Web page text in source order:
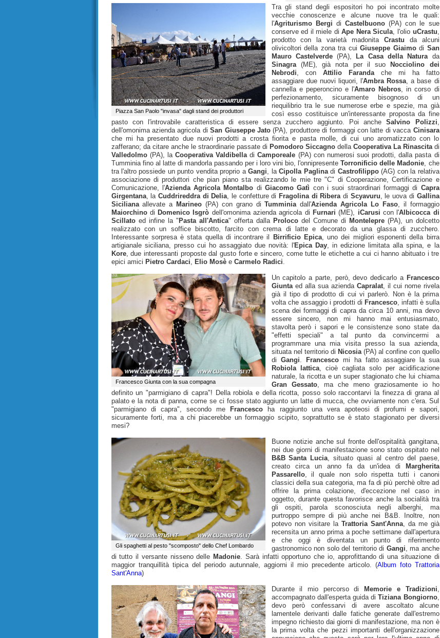
Piazza San Paolo "invasa" dagli stand dei produttori
Tra gli stand degli espositori ho poi incontrato molte
vecchie conoscenze e alcune nuove tra le quali:
l'Agriturismo Bergi di Castelbuono(PA) con le sue
conserve ed il miele diApe Nera Sicula, l'olio uCrastu,
prodotto con la varietà madonita Crastu da alcuni
olivicoltori della zona tra cui Giuseppe Giaimodi San
Mauro Castelverde(PA), La Casa della Naturada
Sinagra(ME), già nota per il suo
Nocciolino dei
Nebrodi, con Attilio Farandache mi ha fatto
assaggiare due nuovi liquori, l'Ambra Rossa, a base di
cannella e peperoncino e l'Amaro Nebros, in corso di
perfezionamento, sicuramente bisognoso di un
riequilibrio tra le sue numerose erbe e spezie, ma già
così esso costituisce un'interessante proposta da fine
pasto con l'introvabile caratteristica di essere senza zucchero aggiunto. Poi ancheSalvino Polizzi,
dell'omonima azienda agricola diSan Giuseppe Jato(PA), produttore di formaggi con latte di vacca Cinisara
che mi ha presentato due nuovi prodotti a crosta fiorita e pasta molle, di cui uno aromatizzato con lo
zafferano; da citare anche le straordinarie passate di Pomodoro Siccagnodella Cooperativa La Rinascitadi
Valledolmo(PA), la Cooperativa ValdibelladiCamporeale (PA) con numerosi suoi prodotti, dalla pasta di
Tumminia fino al latte di mandorla passando per i loro vini bio, l'onnipresenteTorronificio delle Madonie, che
tra l'altro possiede un punto vendita proprio aGangi, laCipolla Paglinadi Castrofilippo(AG) con la relativa
associazione di produttori che pian piano sta realizzando le mie tre "C" di Cooperazione, Certificazione e
Comunicazione, l'Azienda Agricola Montalbo diGiacomo Gatì con i suoi straordinari formaggi di Capra
Girgentana, la Cuddrireddra di Delia, le confetture di Fragolina di Riberadi Scyavuru, le uova di Gallina
Sicilianaallevate a Marineo (PA) con grano diTumminiadall'Azienda Agricola Lo Faso, il formaggio
Maiorchinodi Domenico Isgrò dell'omonima azienda agricola di Furnari (ME), iCarusi con l'Albicocca di
Scillatoed infine la " Pasta all'Antica" offerta dalla Prolocodel Comune di Montelepre(PA), un dolcetto
realizzato con un soffice biscotto, farcito con crema di latte e decorato da una glassa di zucchero.
Interessante sorpresa è stata quella di incontrare il
Birrificio Epica, uno dei migliori esponenti della birra
artigianale siciliana, presso cui ho assaggiato due novità: l'Epica Day, in edizione limitata alla spina, e la
Kore, due interessanti proposte dal gusto forte e sincero, come tutte le etichette a cui ci hanno abituato i tre
epici amici Pietro Cardaci, Elio Mosèe Carmelo Radici.
Francesco Giunta con la sua compagna
Un capitolo a parte, però, devo dedicarlo a Francesco
Giuntaed alla sua azienda Capralat, il cui nome rivela
già il tipo di prodotto di cui vi parlerò. Non è la prima
volta che assaggio i prodotti di Francesco, infatti è sulla
scena dei formaggi di capra da circa 10 anni, ma devo
essere sincero, non mi hanno mai entusiasmato,
stavolta però i sapori e le consistenze sono state da
"effetti speciali" a tal punto da convincermi a
programmare una mia visita presso la sua azienda,
situata nel territorio di Nicosia(PA) al confine con quello
di Gangi. Francescomi ha fatto assaggiare la sua
Robiola lattica, cioè cagliata solo per acidificazione
naturale, la ricotta e un super stagionato che lui chiama
Gran Gessato, ma che meno graziosamente io ho
definito un "parmigiano di capra"! Della robiola e della ricotta, posso solo raccontarvi la finezza di grana al
palato e la nota di panna, come se ci fosse stato aggiunto un latte di mucca, che ovviamente non c'era. Sul
"parmigiano di capra", secondo me
Francesco ha raggiunto una vera apoteosi di profumi e sapori,
sicuramente forti, ma a chi piacerebbe un formaggio scipito, soprattutto se è stato stagionato per diversi
mesi?
Gli spaghetti al pesto "scomposto" dello Chef Lombardo
Buone notizie anche sul fronte dell'ospitalità gangitana,
nei due giorni di manifestazione sono stato ospitato nel
B&B Santa Lucia, situato quasi al centro del paese,
creato circa un anno fa da un'idea di
Margherita
Passarello, il quale non solo rispetta tutti i canoni
classici della sua categoria, ma fa di più perchè oltre ad
offrire la prima colazione, d'eccezione nel caso in
oggetto, durante questa favorisce anche la socialità tra
gli ospiti, parola sconosciuta negli alberghi, ma
purtroppo sempre di più anche nei B&B. Inoltre, non
potevo non visitare la Trattoria Sant'Anna, da me già
recensita un anno prima a poche settimane dall'apertura
e che oggi è diventata un punto di riferimento
gastronomico non solo del territorio di Gangi, ma anche
di tutto il versante nisseno delle Madonie. Sarà infatti opportuno che io, approfittando di una situazione di
maggior tranquillità tipica del periodo autunnale, aggiorni il mio precedente articolo. (Album foto Trattoria
Sant'Anna)
Durante il mio percorso di Memorie e Tradizioni,
accompagnato dall'esperta guida diTiziana Bongiorno,
devo però confessarvi di avere ascoltato alcune
lamentele derivanti dalle fatiche generate dall'estremo
impegno richiesto dai giorni di manifestazione, ma non è
la prima volta che pezzi importanti dell'organizzazione